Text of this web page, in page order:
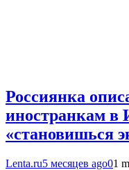
Россиянка
иностранкам в
«становишься
Lenta.ru5 месяцев ago01